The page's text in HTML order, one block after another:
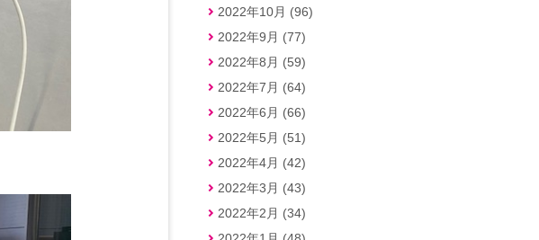
2022年10月 (96)
2022年9月 (77)
2022年8月 (59)
2022年7月 (64)
2022年6月 (66)
2022年5月 (51)
2022年4月 (42)
2022年3月 (43)
2022年2月 (34)